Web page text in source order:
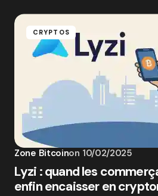
CRYPTOS
Zone Bitcoinon 10/02/2025
Lyzi : quand les
enfin encaisser en